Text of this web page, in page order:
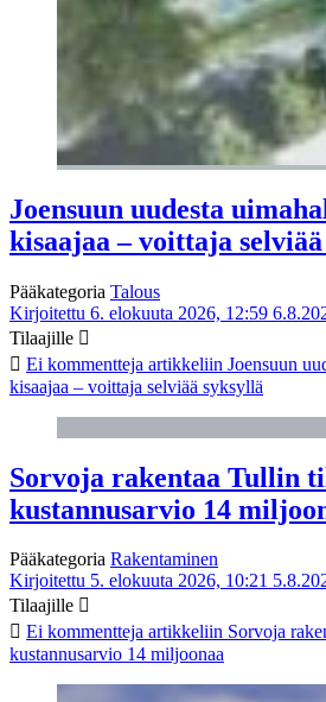
Joensuun uudesta
kisaajaa – voittaja
Pääkategoria Talous
Kirjoitettu 6. elokuuta 2026, 12:59
Tilaajille
Ei kommentteja artikkeliin Joensuun
kisaajaa – voittaja selviää syksyllä
Sorvoja rakentaa Tullin
kustannusarvio 14
Pääkategoria Rakentaminen
Kirjoitettu 5. elokuuta 2026, 10:21
Tilaajille
Ei kommentteja artikkeliin Sorvoja
kustannusarvio 14 miljoonaa